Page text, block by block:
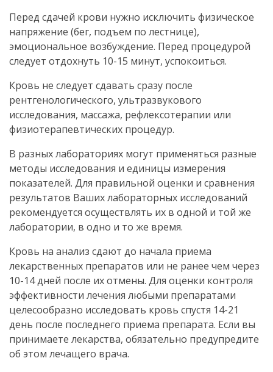
Перед сдачей крови нужно исключить физическое
напряжение (бег, подъем по лестнице),
эмоциональное возбуждение. Перед процедурой
следует отдохнуть 10-15 минут, успокоиться.
Кровь не следует сдавать сразу после
рентгенологического, ультразвукового
исследования, массажа, рефлексотерапии или
физиотерапевтических процедур.
В разных лабораториях могут применяться разные
методы исследования и единицы измерения
показателей. Для правильной оценки и сравнения
результатов Ваших лабораторных исследований
рекомендуется осуществлять их в одной и той же
лаборатории, в одно и то же время.
Кровь на анализ сдают до начала приема
лекарственных препаратов или не ранее чем через
10-14 дней после их отмены. Для оценки контроля
эффективности лечения любыми препаратами
целесообразно исследовать кровь спустя 14-21
день после последнего приема препарата. Если вы
принимаете лекарства, обязательно предупредите
об этом лечащего врача.